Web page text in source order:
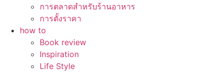
การตลาดสำหรับร้านอาหาร
การตั้งราคา
how to
Book review
Inspiration
Life Style